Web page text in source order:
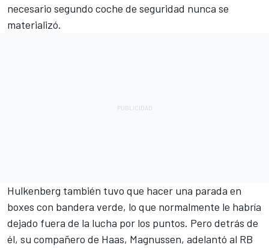
necesario segundo coche de seguridad nunca se
materializó.
Hulkenberg también tuvo que hacer una parada en
boxes con bandera verde, lo que normalmente le habría
dejado fuera de la lucha por los puntos. Pero detrás de
él, su compañero de Haas, Magnussen, adelantó al RB